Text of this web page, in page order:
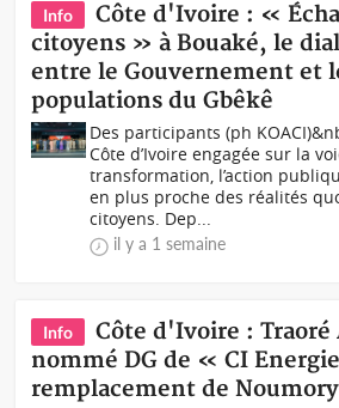
Info
Côte d'Ivoire : «
citoyens » à Bouaké, le
entre le Gouvernement et
populations du Gbêkê
Des participants (ph
Côte d’Ivoire engagée sur la
transformation, l’action
en plus proche des réalités
citoyens. Dep...
il y a 1 semaine
Info
Côte d'Ivoire : Traoré
nommé DG de « CI
remplacement de